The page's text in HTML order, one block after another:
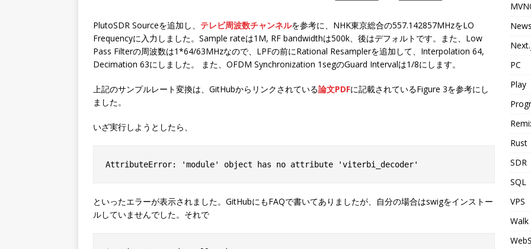
PlutoSDR Sourceを追加し、 テレビ周波数チャンネルを参考に、NHK東京総合の557.142857MHzをLO
Frequencyに入力しました。Sample rateは1M, RF bandwidthは500k、後はデフォルトです。また、Low
Pass Filterの周波数は1*64/63MHzなので、LPFの前にRational Resamplerを追加して、Interpolation 64,
Decimation 63にしました。 また、OFDM Synchronization 1segのGuard Intervalは1/8にします。
上記のサンプルレート変換は、GitHubからリンクされている論文PDFに記載されているFigure 3を参考にし
ました。
いざ実行しようとしたら、
といったエラーが表示されました。GitHubにもFAQで書いてありましたが、自分の場合はswigをインストー
ルしていませんでした。それで
News
PC
Play
Rust
SDR
SQL
VPS
Walk